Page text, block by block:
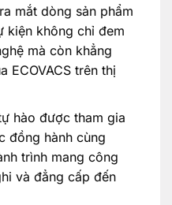
mắt dòng sản phẩm
kiện không chỉ đem
mà còn khẳng
ECOVACS trên thị
hào được tham gia
đồng hành cùng
trình mang công
và đẳng cấp đến